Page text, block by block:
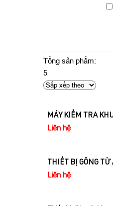
Tổng sản phẩm:
5
MÁY KIỂM TRA
Liên hệ
THIẾT BỊ GÔNG TỪ
Liên hệ